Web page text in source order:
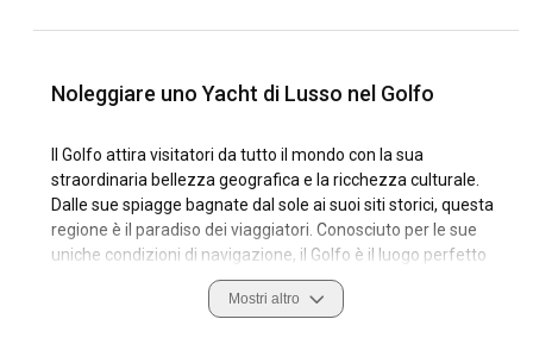
Noleggiare uno Yacht di Lusso nel Golfo
Il Golfo attira visitatori da tutto il mondo con la sua
straordinaria bellezza geografica e la ricchezza culturale.
Dalle sue spiagge bagnate dal sole ai suoi siti storici, questa
regione è il paradiso dei viaggiatori. Conosciuto per le sue
uniche condizioni di navigazione, il Golfo è il luogo perfetto
per noleggiare uno yacht di lusso, offrendo splendide
caratteristiche costiere e porti turistici di prim'ordine.
Mostri altro